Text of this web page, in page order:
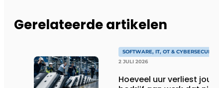
Gerelateerde artikelen
SOFTWARE, IT, OT & CYBERSECURITY
2 JULI 2026
Hoeveel uur verliest jouw